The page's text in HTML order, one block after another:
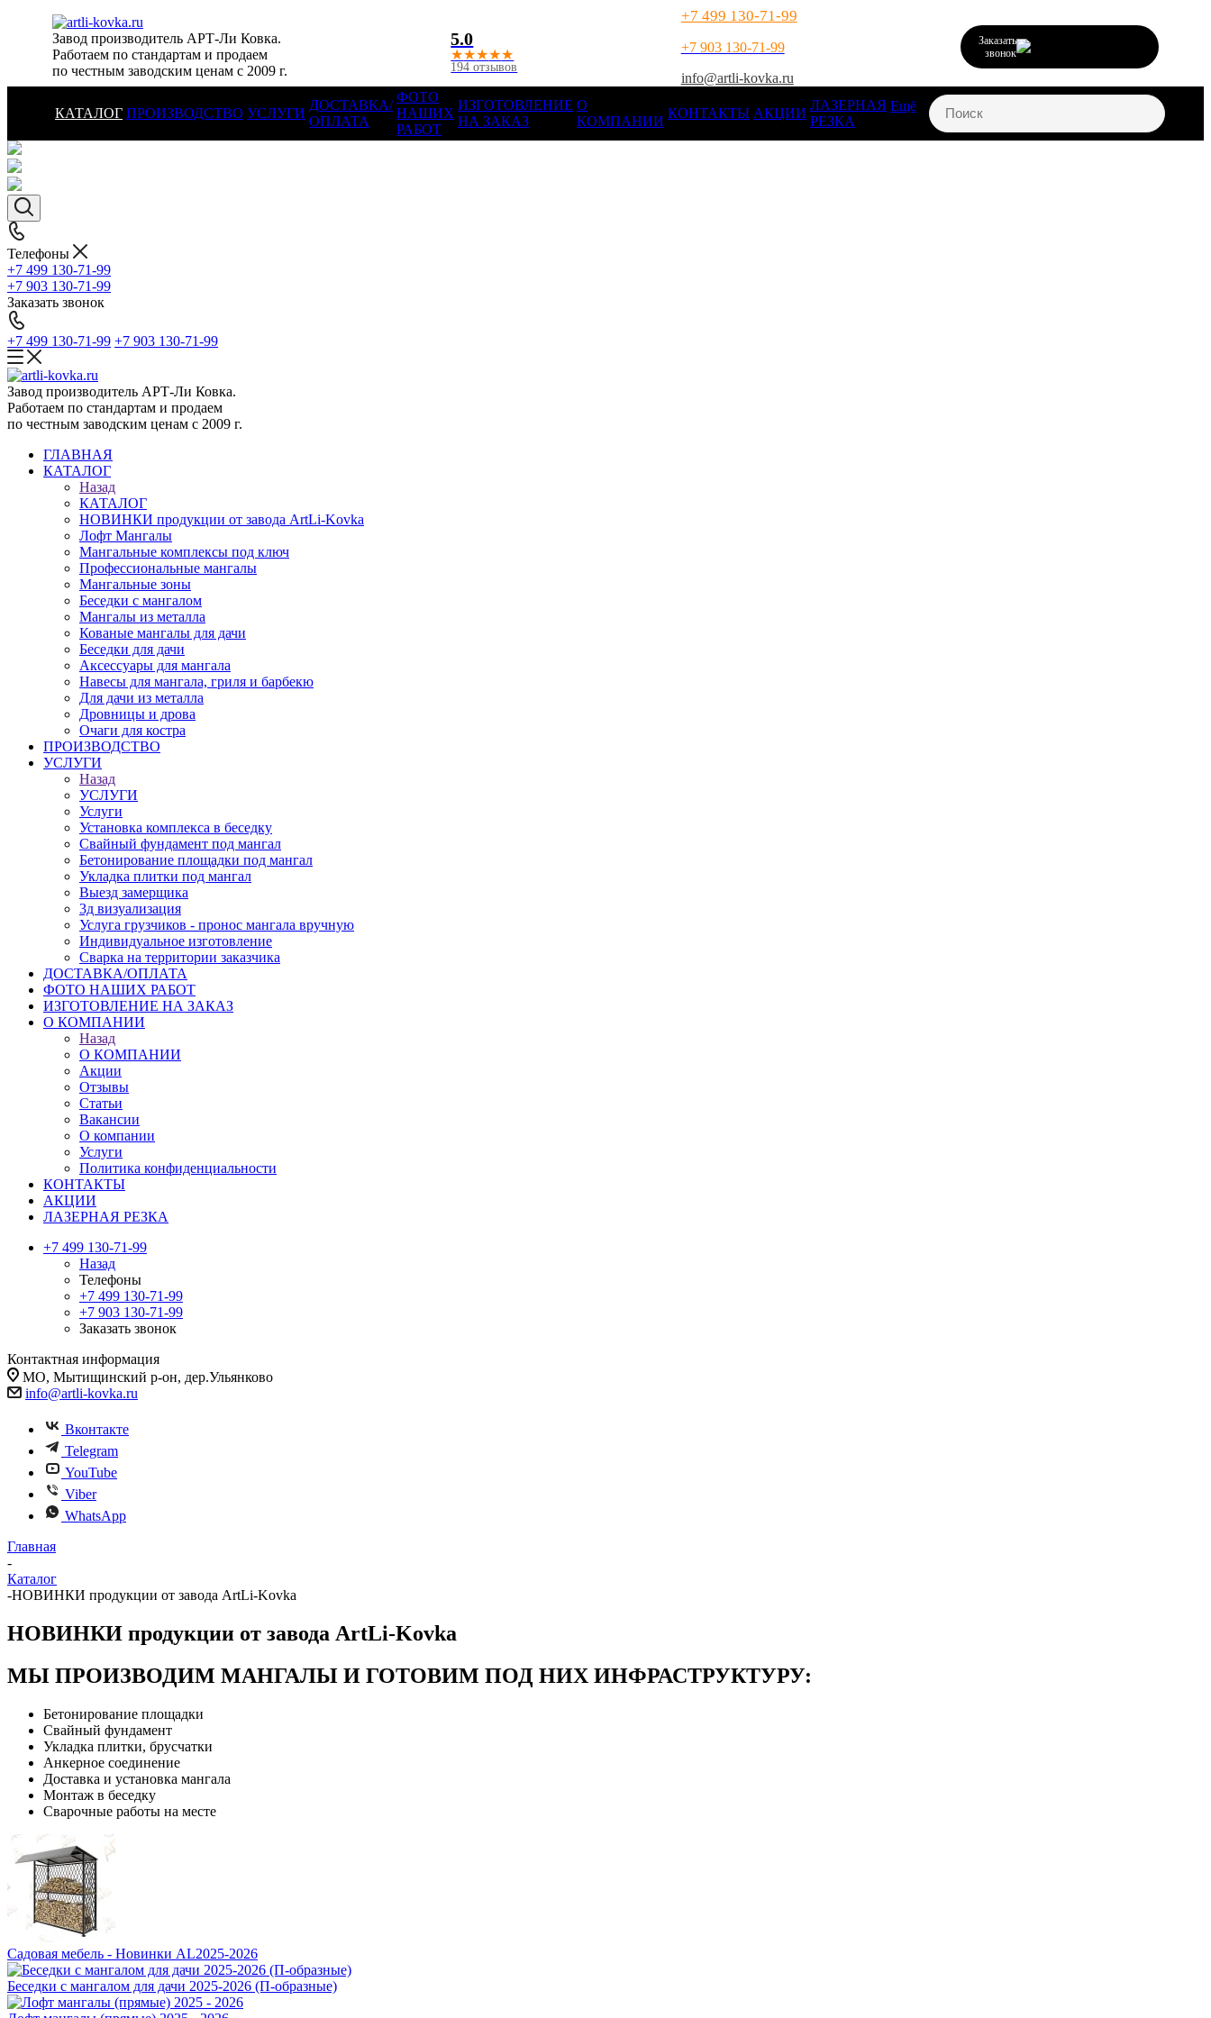
Завод производитель АРТ-Ли Ковка.
Работаем по стандартам и продаем
по честным заводским ценам с 2009 г.
5.0
★★★★★
194 отзывов
+7 499 130-71-99
+7 903 130-71-99
info@artli-kovka.ru
Заказать
звонок
КАТАЛОГ ПРОИЗВОДСТВО УСЛУГИ
ДОСТАВКА/
ОПЛАТА
ФОТО
НАШИХ
РАБОТ
ИЗГОТОВЛЕНИЕ
НА ЗАКАЗ
О
КОМПАНИИ
КОНТАКТЫ АКЦИИ
ЛАЗЕРНАЯ
РЕЗКА
Ещё
Телефоны
+7 499 130-71-99
+7 903 130-71-99
Заказать звонок
+7 499 130-71-99 +7 903 130-71-99
Завод производитель АРТ-Ли Ковка.
Работаем по стандартам и продаем
по честным заводским ценам с 2009 г.
ГЛАВНАЯ
КАТАЛОГ
Назад
КАТАЛОГ
НОВИНКИ продукции от завода ArtLi-Kovka
Лофт Мангалы
Мангальные комплексы под ключ
Профессиональные мангалы
Мангальные зоны
Беседки с мангалом
Мангалы из металла
Кованые мангалы для дачи
Беседки для дачи
Аксессуары для мангала
Навесы для мангала, гриля и барбекю
Для дачи из металла
Дровницы и дрова
Очаги для костра
ПРОИЗВОДСТВО
УСЛУГИ
Назад
УСЛУГИ
Услуги
Установка комплекса в беседку
Свайный фундамент под мангал
Бетонирование площадки под мангал
Укладка плитки под мангал
Выезд замерщика
3д визуализация
Услуга грузчиков - пронос мангала вручную
Индивидуальное изготовление
Сварка на территории заказчика
ДОСТАВКА/ОПЛАТА
ФОТО НАШИХ РАБОТ
ИЗГОТОВЛЕНИЕ НА ЗАКАЗ
О КОМПАНИИ
Назад
О КОМПАНИИ
Акции
Отзывы
Статьи
Вакансии
О компании
Услуги
Политика конфиденциальности
КОНТАКТЫ
АКЦИИ
ЛАЗЕРНАЯ РЕЗКА
+7 499 130-71-99
Назад
Телефоны
+7 499 130-71-99
+7 903 130-71-99
Заказать звонок
Контактная информация
МО, Мытищинский р-он, дер.Ульянково
info@artli-kovka.ru
Вконтакте
Telegram
YouTube
Viber
WhatsApp
Главная
-
Каталог
-НОВИНКИ продукции от завода ArtLi-Kovka
НОВИНКИ продукции от завода ArtLi-Kovka
МЫ ПРОИЗВОДИМ МАНГАЛЫ И ГОТОВИМ ПОД НИХ ИНФРАСТРУКТУРУ:
Бетонирование площадки
Свайный фундамент
Укладка плитки, брусчатки
Анкерное соединение
Доставка и установка мангала
Монтаж в беседку
Сварочные работы на месте
Cадовая мебель - Новинки AL2025-2026
Беседки с мангалом для дачи 2025-2026 (П-образные)